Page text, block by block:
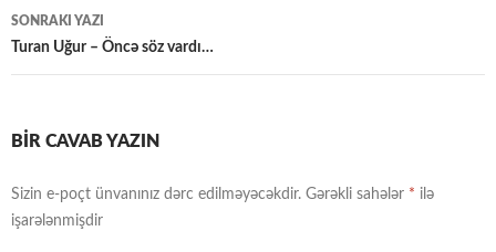
SONRAKI YAZI
Turan Uğur – Öncə söz vardı…
BIR CAVAB YAZIN
Sizin e-poçt ünvanınız dərc edilməyəcəkdir. Gərəkli sahələr * ilə
işarələnmişdir